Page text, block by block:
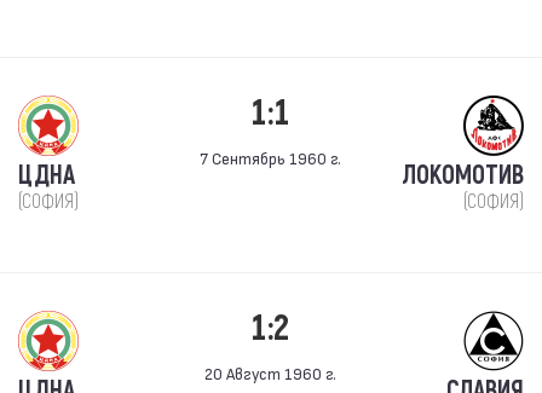
ЦДНА
(СОФИЯ)
1:1
7 Сентябрь 1960 г.
ЛОКОМОТИВ
(СОФИЯ)
1:2
20 Август 1960 г.